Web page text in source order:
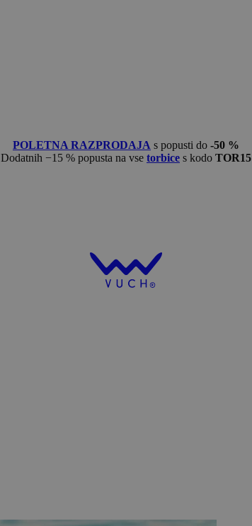
POLETNA RAZPRODAJA s popusti do -50 %
Dodatnih −15 % popusta na vse torbice s kodo TOR15